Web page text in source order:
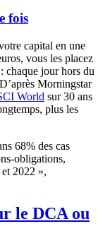
fois
capital en une
vous les placez
chaque jour hors du
Morningstar
World sur 30 ans
plus les
68% des cas
obligations,
2022 »,
le DCA ou